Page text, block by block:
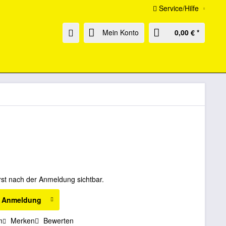
Service/Hilfe
Mein Konto 0,00 € *
nach der Anmeldung sichtbar.
Merken Bewerten